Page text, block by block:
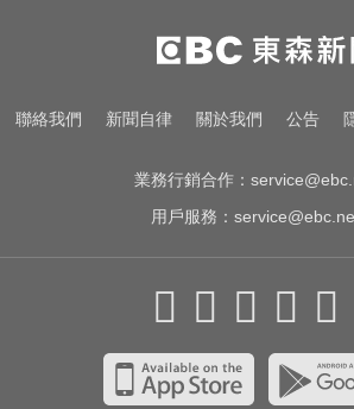
台指期夜盤狂飆736點 專家揭
契機上看48000點
里約直升機墜毀 哥倫比亞一
聯絡我們 新聞自律 關於我們 公告
業務行銷合作：
用戶服務：